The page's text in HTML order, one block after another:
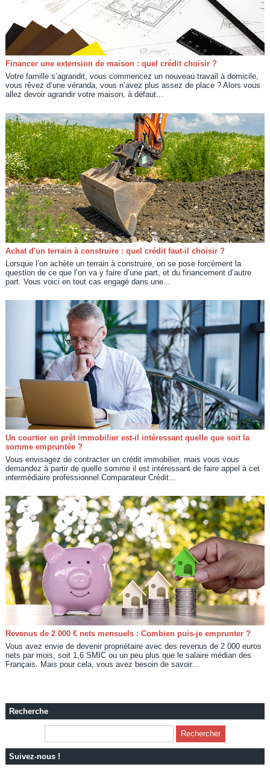
Financer une extension de maison : quel crédit choisir ?
Votre famille s’agrandit, vous commencez un nouveau travail à domicile,
vous rêvez d’une véranda, vous n’avez plus assez de place ? Alors vous
allez devoir agrandir votre maison, à défaut...
Achat d'un terrain à construire : quel crédit faut-il choisir ?
Lorsque l’on achète un terrain à construire, on se pose forcément la
question de ce que l’on va y faire d’une part, et du financement d’autre
part. Vous voici en tout cas engagé dans une...
Un courtier en prêt immobilier est-il intéressant quelle que soit la
somme empruntée ?
Vous envisagez de contracter un crédit immobilier, mais vous vous
demandez à partir de quelle somme il est intéressant de faire appel à cet
intermédiaire professionnel.Comparateur Crédit...
Revenus de 2 000 € nets mensuels : Combien puis-je emprunter ?
Vous avez envie de devenir propriétaire avec des revenus de 2 000 euros
nets par mois, soit 1,6 SMIC ou un peu plus que le salaire médian des
Français. Mais pour cela, vous avez besoin de savoir...
Recherche
Suivez-nous !